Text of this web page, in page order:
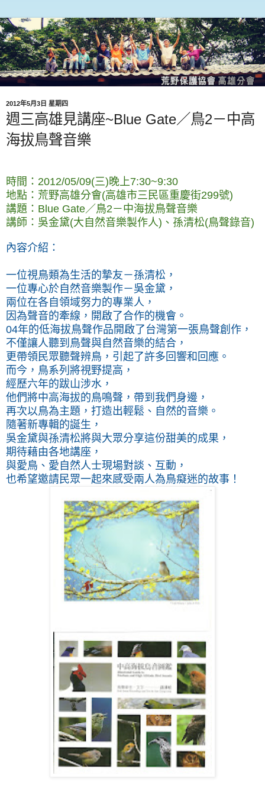
2012年5月3日 星期四
週三高雄見講座~Blue Gate／鳥2－中高
海拔鳥聲音樂
時間：2012/05/09(三)晚上7:30~9:30
地點：荒野高雄分會(高雄市三民區重慶街299號)
講題：Blue Gate／鳥2－中海拔鳥聲音樂
講師：吳金黛(大自然音樂製作人)、孫清松(鳥聲錄音)
內容介紹：
一位視鳥類為生活的摯友－孫清松，
一位專心於自然音樂製作－吳金黛，
兩位在各自領域努力的專業人，
因為聲音的牽線，開啟了合作的機會。
04年的低海拔鳥聲作品開啟了台灣第一張鳥聲創作，
不僅讓人聽到鳥聲與自然音樂的結合，
更帶領民眾聽聲辨鳥，引起了許多回響和回應。
而今，鳥系列將視野提高，
經歷六年的跋山涉水，
他們將中高海拔的鳥鳴聲，帶到我們身邊，
再次以鳥為主題，打造出輕鬆、自然的音樂。
隨著新專輯的誕生，
吳金黛與孫清松將與大眾分享這份甜美的成果，
期待藉由各地講座，
與愛鳥、愛自然人士現場對談、互動，
也希望邀請民眾一起來感受兩人為鳥癡迷的故事！